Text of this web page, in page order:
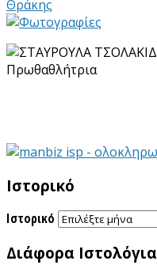
Ιστορικό
Ιστορικό
Διάφορα Ιστολόγια